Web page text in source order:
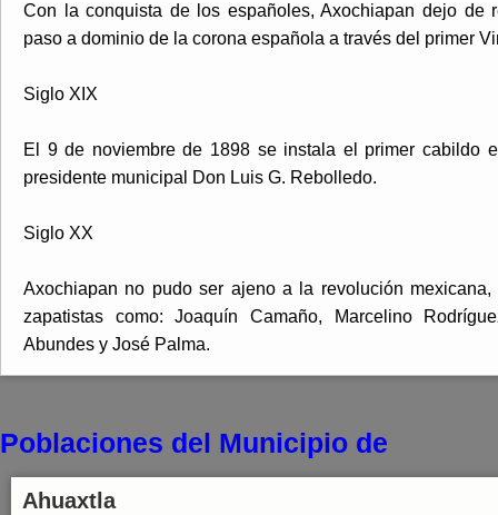
Con la conquista de los españoles, Axochiapan dejo de
paso a dominio de la corona española a través del primer
Siglo XIX
El 9 de noviembre de 1898 se instala el primer cabildo
presidente municipal Don Luis G. Rebolledo.
Siglo XX
Axochiapan no pudo ser ajeno a la revolución
zapatistas como: Joaquín Camaño, Marcelino
Abundes y José Palma.
Poblaciones del Municipio de
Ahuaxtla